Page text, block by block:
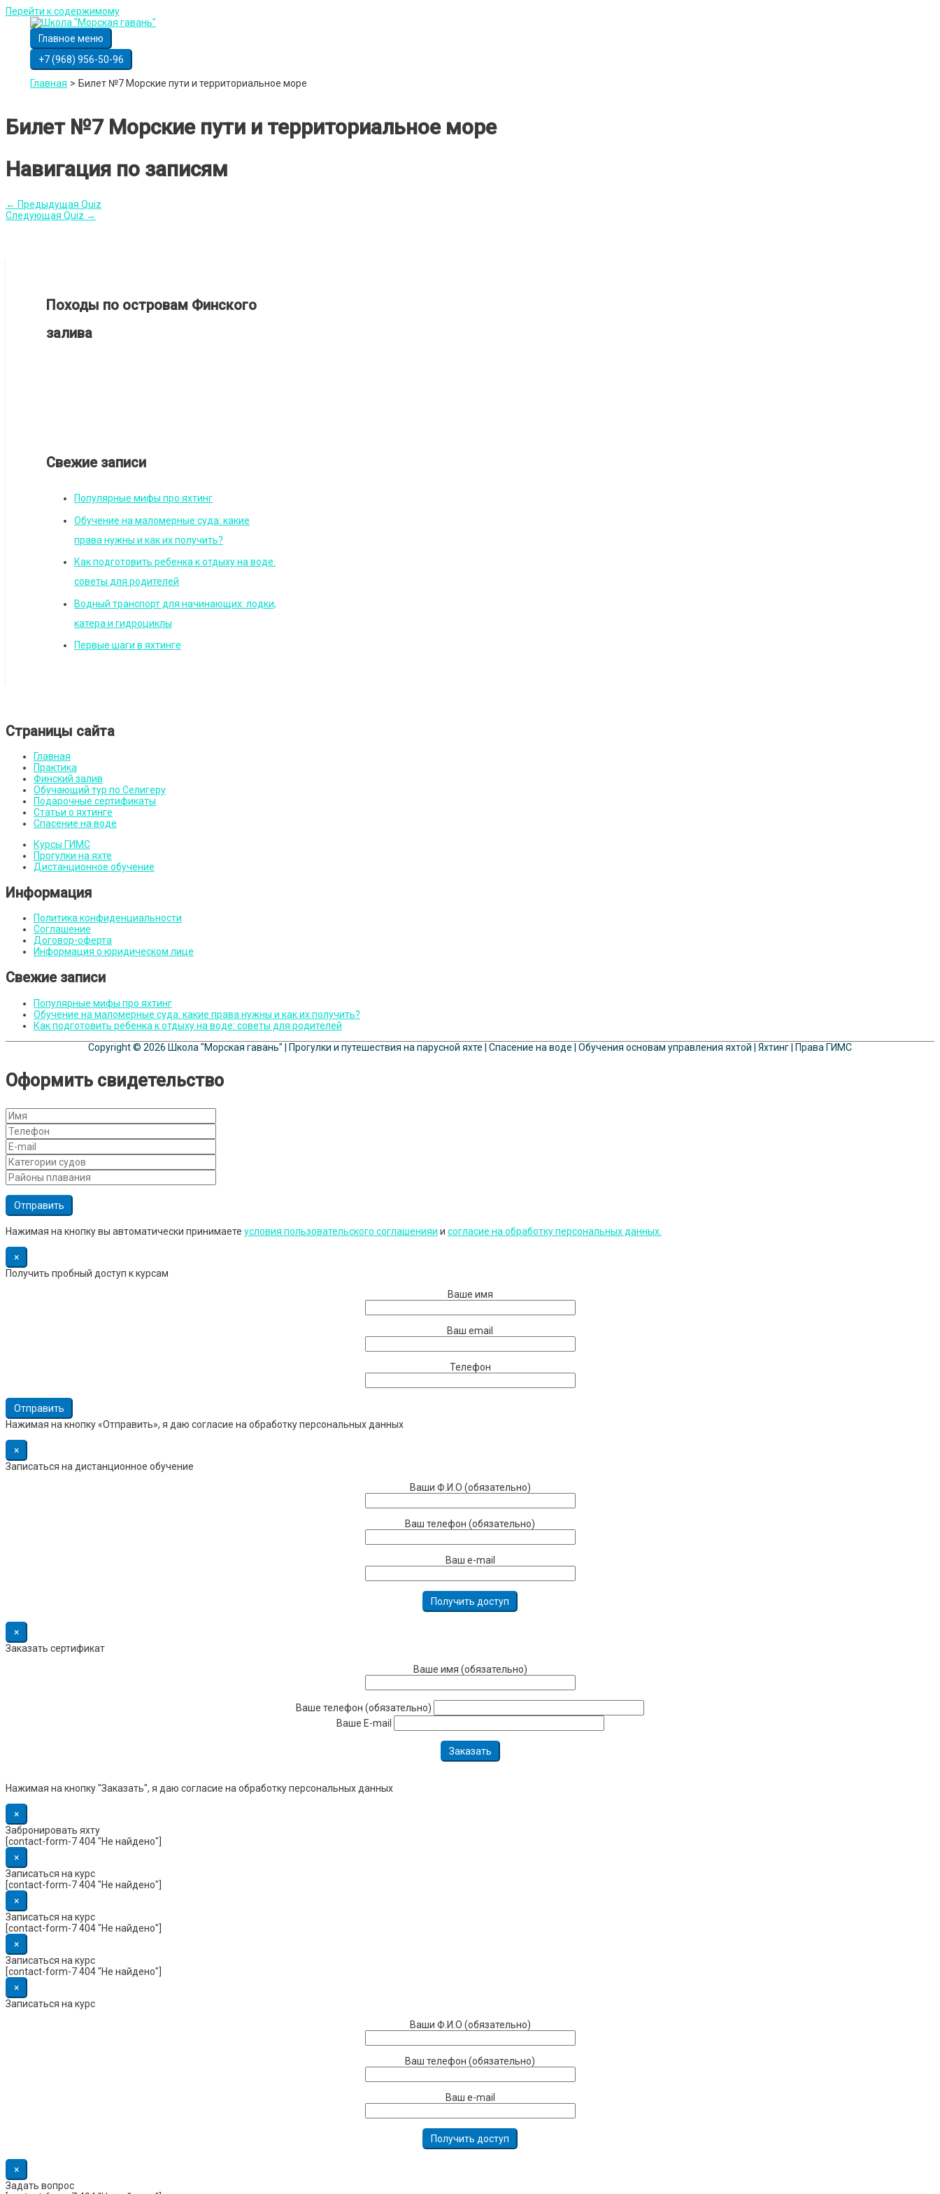
Перейти к содержимому
Главное меню
+7 (968) 956-50-96
Главная Билет №7 Морские пути и территориальное море
Билет №7 Морские пути и территориальное море
Навигация по записям
← Предыдущая Quiz
Следующая Quiz →
Походы по островам Финского
залива
Свежие записи
Популярные мифы про яхтинг
Обучение на маломерные суда: какие
права нужны и как их получить?
Как подготовить ребенка к отдыху на воде:
советы для родителей
Водный транспорт для начинающих: лодки,
катера и гидроциклы
Первые шаги в яхтинге
Страницы сайта
Главная
Практика
Финский залив
Обучающий тур по Селигеру
Подарочные сертификаты
Статьи о яхтинге
Спасение на воде
Курсы ГИМС
Прогулки на яхте
Дистанционное обучение
Информация
Политика конфиденциальности
Соглашение
Договор-оферта
Информация о юридическом лице
Свежие записи
Популярные мифы про яхтинг
Обучение на маломерные суда: какие права нужны и как их получить?
Как подготовить ребенка к отдыху на воде: советы для родителей
Copyright © 2026 Школа "Морская гавань" | Прогулки и путешествия на парусной яхте | Спасение на воде | Обучения основам управления яхтой | Яхтинг | Права ГИМС
Оформить свидетельство
Нажимая на кнопку вы автоматически принимаете условия пользовательского соглашенияи и cогласие на обработку персональных данных.
×
Получить пробный доступ к курсам
Ваше имя
Ваш email
Телефон
Нажимая на кнопку «Отправить», я даю согласие на обработку персональных данных
×
Записаться на дистанционное обучение
Ваши Ф.И.О (обязательно)
Ваш телефон (обязательно)
Ваш e-mail
×
Заказать сертификат
Ваше имя (обязательно)
Ваше телефон (обязательно)
Ваше E-mail
Нажимая на кнопку "Заказать", я даю согласие на обработку персональных данных
×
Забронировать яхту
[contact-form-7 404 "Не найдено"]
×
Записаться на курс
[contact-form-7 404 "Не найдено"]
×
Записаться на курс
[contact-form-7 404 "Не найдено"]
×
Записаться на курс
[contact-form-7 404 "Не найдено"]
×
Записаться на курс
Ваши Ф.И.О (обязательно)
Ваш телефон (обязательно)
Ваш e-mail
×
Задать вопрос